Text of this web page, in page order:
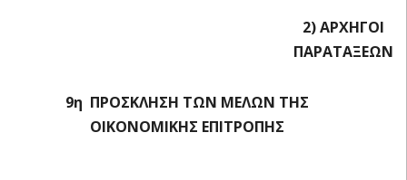
2) ΑΡΧΗΓΟΙ
ΠΑΡΑΤΑΞΕΩΝ
9η ΠΡΟΣΚΛΗΣΗ ΤΩΝ ΜΕΛΩΝ ΤΗΣ
ΟΙΚΟΝΟΜΙΚΗΣ ΕΠΙΤΡΟΠΗΣ